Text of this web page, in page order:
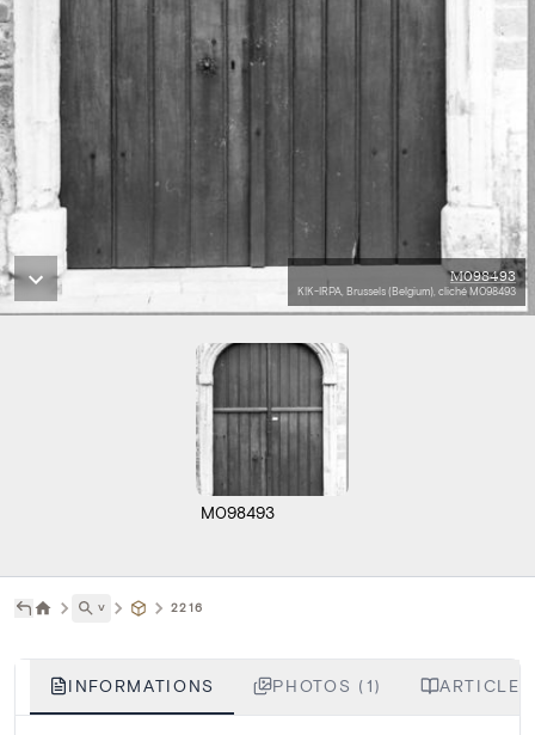
M098493
KIK-IRPA, Brussels (Belgium), cliché M098493
M098493
˅ 2216
INFORMATIONS PHOTOS (1)